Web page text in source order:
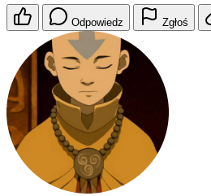
Odpowiedz Zgłoś